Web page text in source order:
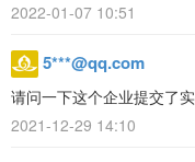
2022-01-07 10:51
5***@qq.com
请问一下这个企业提交了
2021-12-29 14:10